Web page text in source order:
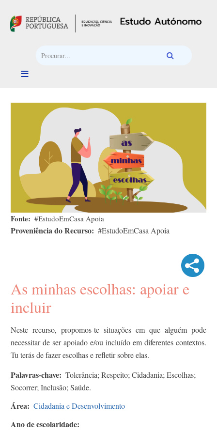
Fonte #EstudoEmCasa Apoia
Proveniência do Recurso #EstudoEmCasa Apoia
As minhas escolhas: apoiar e
incluir
Neste recurso, propomos-te situações em que alguém pode
necessitar de ser apoiado e/ou incluído em diferentes contextos.
Tu terás de fazer escolhas e refletir sobre elas.
Palavras-chave
Tolerância; Respeito; Cidadania; Escolhas;
Socorrer; Inclusão; Saúde.
Área Cidadania e Desenvolvimento
Ano de escolaridade